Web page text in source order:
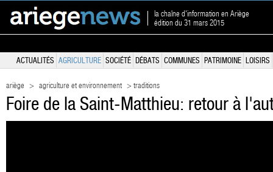
la chaîne d'information en Ariège
édition du 31 mars 2015
ACTUALITÉS AGRICULTURE SOCIÉTÉ DÉBATS COMMUNES PATRIMOINE LOISIRS
ariège > agriculture et environnement > traditions
Foire de la Saint-Matthieu: retour à